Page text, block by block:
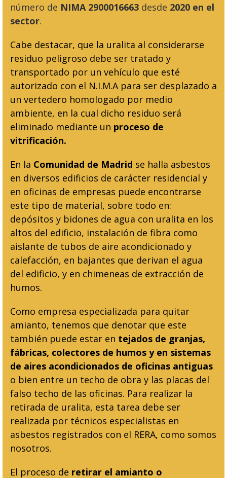
número de NIMA 2900016663 desde 2020 en el
sector.
Cabe destacar, que la uralita al considerarse
residuo peligroso debe ser tratado y
transportado por un vehículo que esté
autorizado con el N.I.M.A para ser desplazado a
un vertedero homologado por medio
ambiente, en la cual dicho residuo será
eliminado mediante un proceso de
vitrificación.
En la Comunidad de Madrid se halla asbestos
en diversos edificios de carácter residencial y
en oficinas de empresas puede encontrarse
este tipo de material, sobre todo en:
depósitos y bidones de agua con uralita en los
altos del edificio, instalación de fibra como
aislante de tubos de aire acondicionado y
calefacción, en bajantes que derivan el agua
del edificio, y en chimeneas de extracción de
humos.
Como empresa especializada para quitar
amianto, tenemos que denotar que este
también puede estar en tejados de granjas,
fábricas, colectores de humos y en sistemas
de aires acondicionados de oficinas antiguas
o bien entre un techo de obra y las placas del
falso techo de las oficinas. Para realizar la
retirada de uralita, esta tarea debe ser
realizada por técnicos especialistas en
asbestos registrados con el RERA, como somos
nosotros.
El proceso de retirar el amianto o